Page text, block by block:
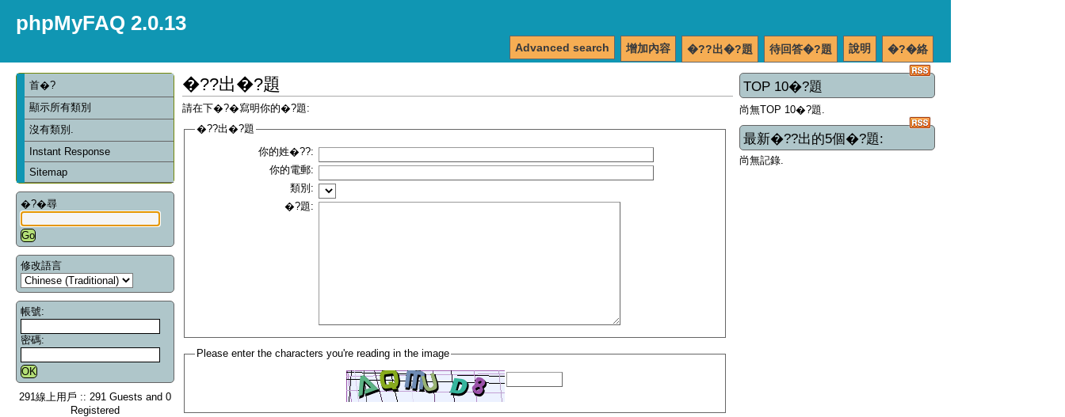
phpMyFAQ 2.0.13
�?�絡
說明
待回答�?題
�??出�?題
增加內容
Advanced search
首�?
顯示所有類別
沒有類別.
Instant Response
Sitemap
�?�尋
修改語言
帳號:
密碼:
291線上用戶 :: 291 Guests and 0
Registered
TOP 10�?題
尚無TOP 10�?題.
最新�??出的5個�?題:
尚無記錄.
�??出�?題
請在下�?�寫明你的�?題:
�??出�?題
你的姓�??:
你的電郵:
類別:
�?題:
Please enter the characters you're reading in the image